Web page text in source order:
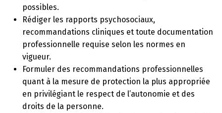
possibles.
Rédiger les rapports psychosociaux,
recommandations cliniques et toute documentation
professionnelle requise selon les normes en
vigueur.
Formuler des recommandations professionnelles
quant à la mesure de protection la plus appropriée
en privilégiant le respect de l’autonomie et des
droits de la personne.